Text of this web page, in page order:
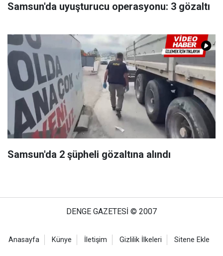
Samsun'da uyuşturucu operasyonu: 3 gözaltı
Samsun'da 2 şüpheli gözaltına alındı
DENGE GAZETESİ © 2007
Anasayfa Künye İletişim Gizlilik İlkeleri Sitene Ekle